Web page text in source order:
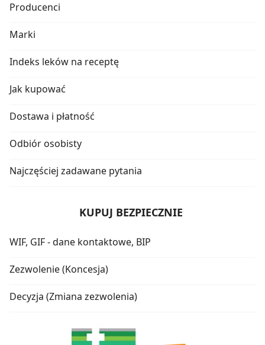
Producenci
Marki
Indeks leków na receptę
Jak kupować
Dostawa i płatność
Odbiór osobisty
Najczęściej zadawane pytania
KUPUJ BEZPIECZNIE
WIF, GIF - dane kontaktowe, BIP
Zezwolenie (Koncesja)
Decyzja (Zmiana zezwolenia)